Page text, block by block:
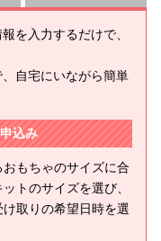
を入力するだけで、
自宅にいながら簡単
込み
もちゃのサイズに合
トのサイズを選び、
取りの希望日時を選